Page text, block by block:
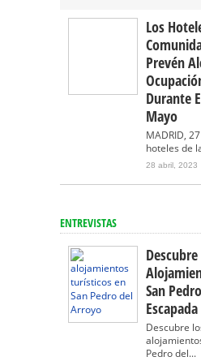
Los
Prevén
Durante
Mayo
MADRID,
hoteles de
28 abril, 2023
ENTREVISTAS
San
Descubre
Pedro del...